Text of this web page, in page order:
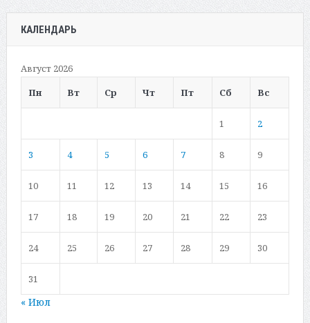
КАЛЕНДАРЬ
Август 2026
Пн
Вт Ср Чт Пт Сб Вс
1 2
3 4 5 6 7 8 9
10 11 12 13 14 15 16
17 18 19 20 21 22 23
24 25 26 27 28 29 30
31
« Июл